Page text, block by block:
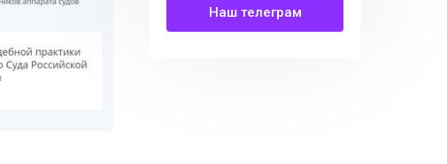
Наш телеграм